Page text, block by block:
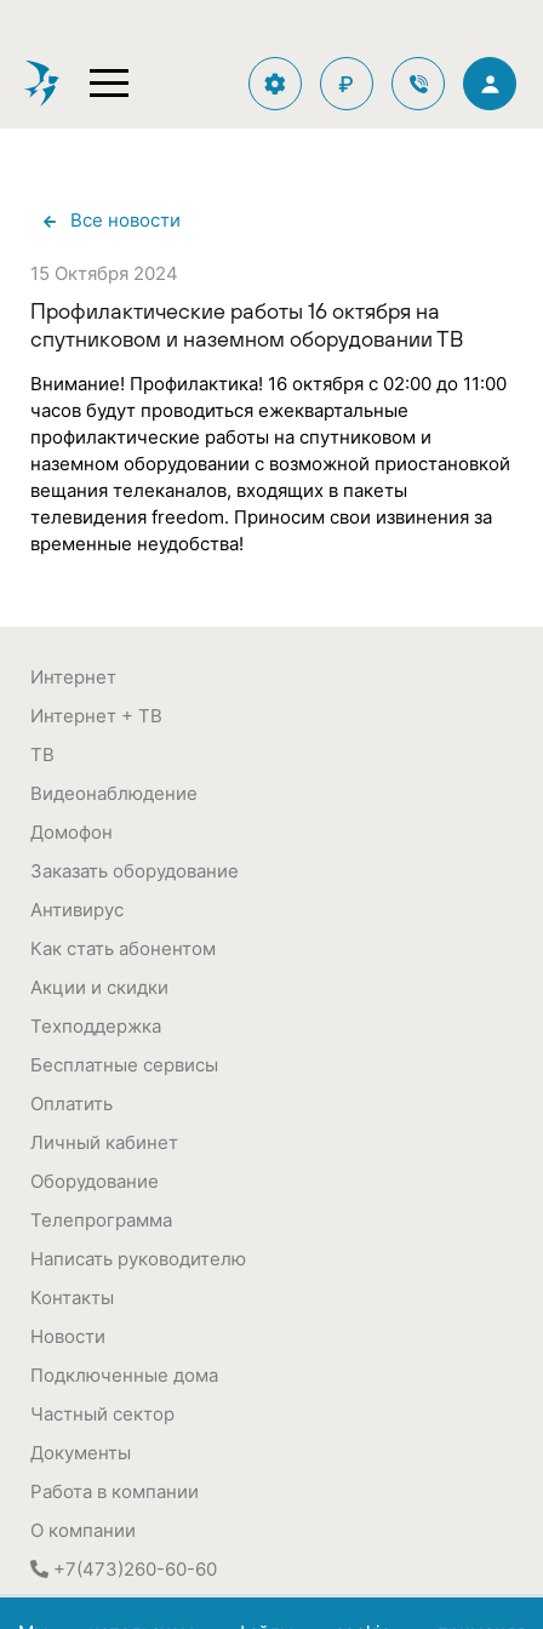
Все новости
15 Октября 2024
Профилактические работы 16 октября на
спутниковом и наземном оборудовании ТВ
Внимание! Профилактика! 16 октября с 02:00 до 11:00
часов будут проводиться ежеквартальные
профилактические работы на спутниковом и
наземном оборудовании с возможной приостановкой
вещания телеканалов, входящих в пакеты
телевидения freedom. Приносим свои извинения за
Интернет
Интернет + ТВ
ТВ
Видеонаблюдение
Домофон
Заказать оборудование
Антивирус
Как стать абонентом
Акции и скидки
Техподдержка
Бесплатные сервисы
Оплатить
Личный кабинет
Оборудование
Телепрограмма
Написать руководителю
Контакты
Новости
Подключенные дома
Частный сектор
Документы
Работа в компании
О компании
+7(473)260-60-60
₽